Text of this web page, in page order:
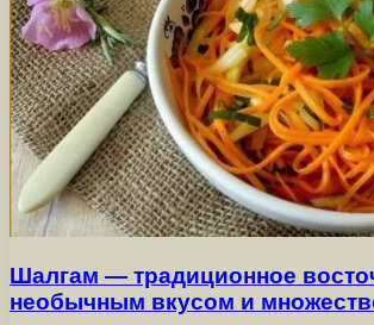
Шалгам — традиционное
необычным вкусом и